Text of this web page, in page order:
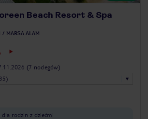
Beach Resort & Spa
MARSA ALAM
(7 noclegów)
rodzin z dziećmi